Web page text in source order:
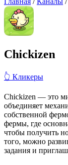
Chickizen
👆 Кликеры
Chickizen — это
объединяет
собственной
фермы, где
чтобы получить
того, можно
задания и